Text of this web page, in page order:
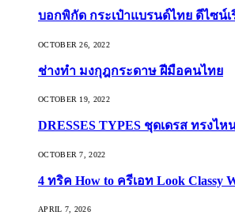
บอกพิกัด กระเป๋าแบรนด์ไทย ดีไซน์เ
OCTOBER 26, 2022
ช่างทำ มงกุฎกระดาษ ฝีมือคนไทย
OCTOBER 19, 2022
DRESSES TYPES ชุดเดรส ทรงไห
OCTOBER 7, 2022
4 ทริค How to ครีเอท Look Classy
APRIL 7, 2026